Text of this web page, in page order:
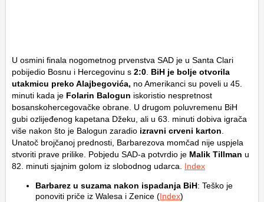
U osmini finala nogometnog prvenstva SAD je u Santa Clari
pobijedio Bosnu i Hercegovinu s 2:0 BiH je bolje otvorila
utakmicu preko Alajbegovića, no Amerikanci su poveli u 45.
minuti kada je Folarin Balogun iskoristio nespretnost
bosanskohercegovačke obrane. U drugom poluvremenu BiH
gubi ozlijeđenog kapetana Džeku, ali u 63. minuti dobiva igrača
više nakon što je Balogun zaradio izravni crveni karton
Unatoč brojčanoj prednosti, Barbarezova momčad nije uspjela
stvoriti prave prilike. Pobjedu SAD-a potvrdio je Malik Tillman u
82. minuti sjajnim golom iz slobodnog udarca. Index
Barbarez u suzama nakon ispadanja BiH: Teško je
ponoviti priče iz Walesa i Zenice (Index)